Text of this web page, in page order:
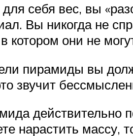
себя вес, вы
Вы никогда не
они не
пирамиды вы
звучит
действительно
нарастить массу,